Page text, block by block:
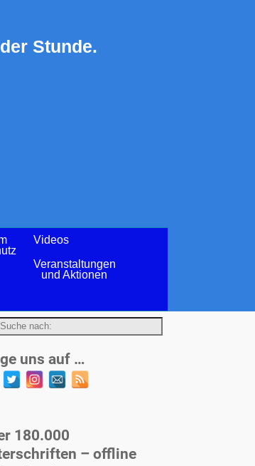
Stunde.
Videos
Veranstaltungen
und Aktionen
uns auf …
180.000
– offline